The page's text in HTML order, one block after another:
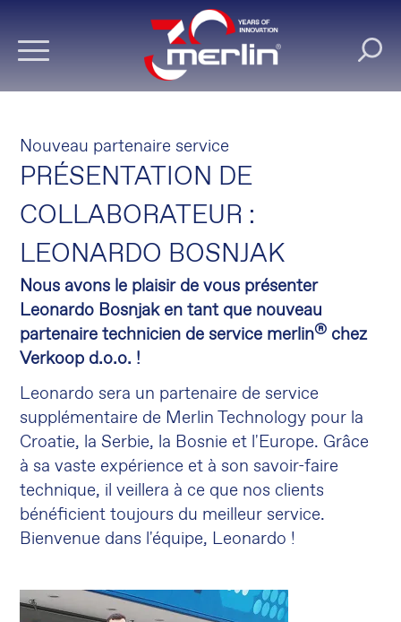
Nouveau partenaire service
PRÉSENTATION DE
COLLABORATEUR :
LEONARDO BOSNJAK
Nous avons le plaisir de vous présenter
Leonardo Bosnjak en tant que nouveau
partenaire technicien de service merlin® chez
Verkoop d.o.o. !
Leonardo sera un partenaire de service
supplémentaire de Merlin Technology pour la
Croatie, la Serbie, la Bosnie et l'Europe. Grâce
à sa vaste expérience et à son savoir-faire
technique, il veillera à ce que nos clients
bénéficient toujours du meilleur service.
Bienvenue dans l'équipe, Leonardo !